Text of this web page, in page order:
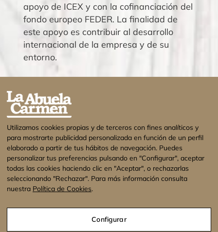
¡Estamos de vacaciones! No se enviarán
pedidos hasta el 17 de Agosto. Muchas
apoyo de ICEX y con la cofinanciación del
fondo europeo FEDER. La finalidad de
este apoyo es contribuir al desarrollo
internacional de la empresa y de su
entorno.
Utilizamos cookies propias y de terceros con fines analíticos y
para mostrarte publicidad personalizada en función de un perfil
elaborado a partir de tus hábitos de navegación. Puedes
personalizar tus preferencias pulsando en "Configurar", aceptar
todas las cookies haciendo clic en "Aceptar", o rechazarlas
seleccionando "Rechazar". Para más información consulta
nuestra Política de Cookies.
Configurar